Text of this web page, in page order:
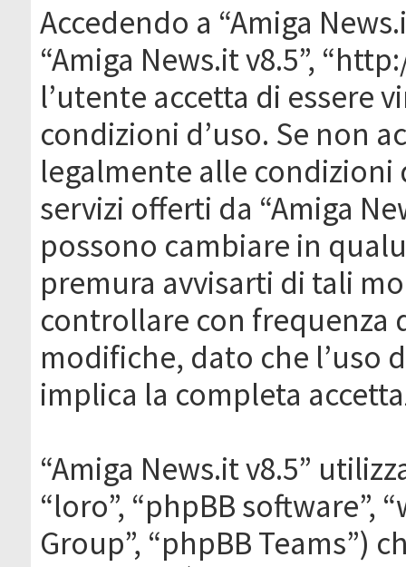
Accedendo a “Amiga
“Amiga News.it v8.5”,
l’utente accetta di essere
condizioni d’uso. Se non
legalmente alle condizioni
servizi offerti da “Amiga
possono cambiare in
premura avvisarti di tali
controllare con frequenza
modifiche, dato che l’uso
implica la completa
“Amiga News.it v8.5”
“loro”, “phpBB software”,
Group”, “phpBB Teams”)